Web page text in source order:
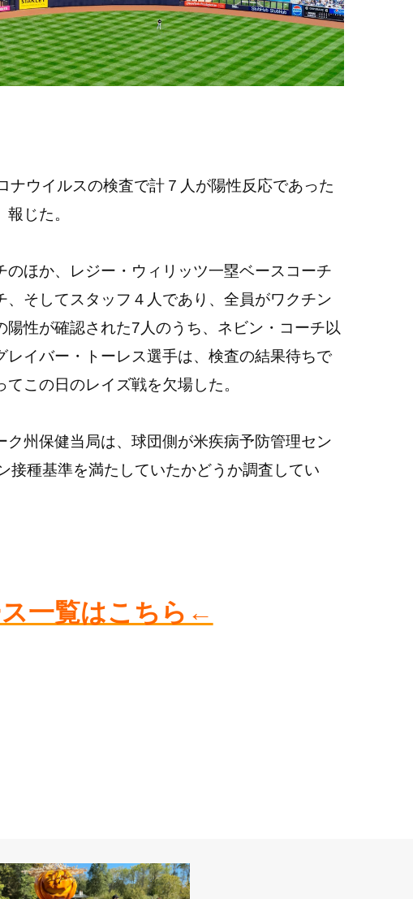
ウイルスの検査で計７人が陽性反応であった
じた。
ほか、レジー・ウィリッツ一塁ベースコーチ
、そしてスタッフ４人であり、全員がワクチン
陽性が確認された7人のうち、ネビン・コーチ以
レイバー・トーレス選手は、検査の結果待ちで
この日のレイズ戦を欠場した。
州保健当局は、球団側が米疾病予防管理セン
接種基準を満たしていたかどうか調査してい
一覧はこちら←